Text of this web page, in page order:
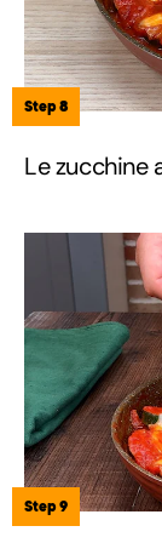
Step 8
Le zucchine
Step 9